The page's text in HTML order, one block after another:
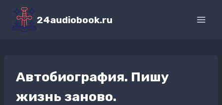
Перейти
содержимому
24audiobook.ru
Автобиография. Пишу
жизнь заново.